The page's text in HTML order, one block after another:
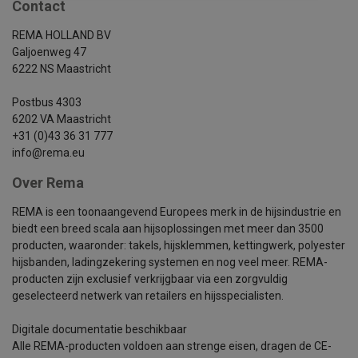
Contact
REMA HOLLAND BV
Galjoenweg 47
6222 NS Maastricht
Postbus 4303
6202 VA Maastricht
+31 (0)43 36 31 777
info@rema.eu
Over Rema
REMA is een toonaangevend Europees merk in de hijsindustrie en
biedt een breed scala aan hijsoplossingen met meer dan 3500
producten, waaronder: takels, hijsklemmen, kettingwerk, polyester
hijsbanden, ladingzekering systemen en nog veel meer. REMA-
producten zijn exclusief verkrijgbaar via een zorgvuldig
geselecteerd netwerk van retailers en hijsspecialisten.
Digitale documentatie beschikbaar
Alle REMA-producten voldoen aan strenge eisen, dragen de CE-